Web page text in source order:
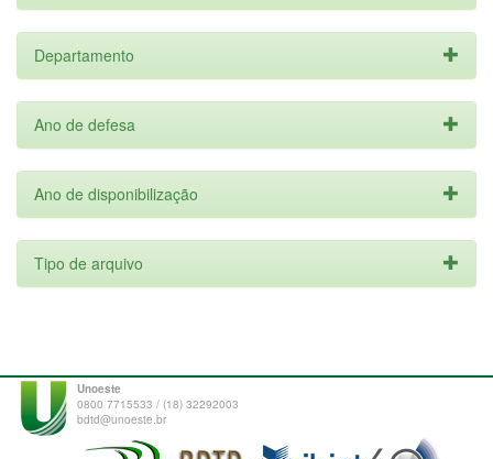
Departamento
Ano de defesa
Ano de disponibilização
Tipo de arquivo
Unoeste
0800 7715533 / (18) 32292003
bdtd@unoeste.br